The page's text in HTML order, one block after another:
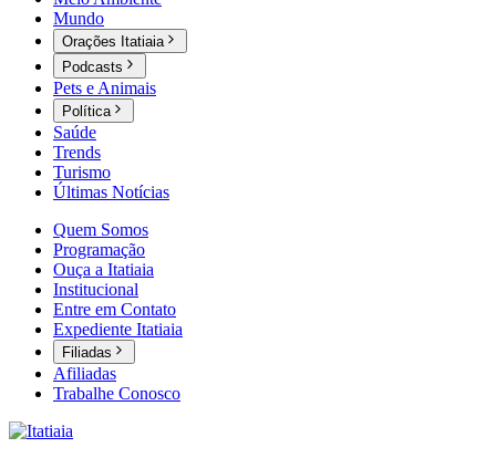
Mundo
Orações Itatiaia
Podcasts
Pets e Animais
Política
Saúde
Trends
Turismo
Últimas Notícias
Quem Somos
Programação
Ouça a Itatiaia
Institucional
Entre em Contato
Expediente Itatiaia
Filiadas
Afiliadas
Trabalhe Conosco